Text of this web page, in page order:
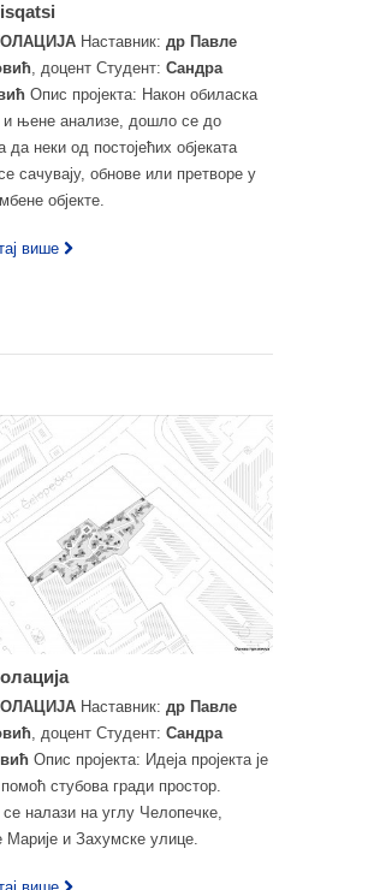
Наставник: др Павле
, доцент Студент: Сандра
Опис пројекта: Након обиласка
и њене анализе, дошло се до
да неки од постојећих објеката
сачувају, обнове или претворе у
објекте.
више
Наставник: др Павле
, доцент Студент: Сандра
Опис пројекта: Идеја пројекта је
стубова гради простор.
се налази на углу Челопечке,
и Захумске улице.